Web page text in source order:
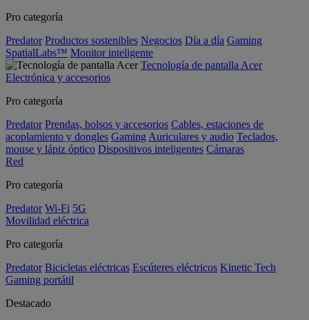
Pro categoría
Predator Productos sostenibles Negocios Día a día Gaming
SpatialLabs™ Monitor inteligente
Tecnología de pantalla Acer
Electrónica y accesorios
Pro categoría
Predator Prendas, bolsos y accesorios Cables, estaciones de
acoplamiento y dongles Gaming Auriculares y audio Teclados,
mouse y lápiz óptico Dispositivos inteligentes Cámaras
Red
Pro categoría
Predator Wi-Fi 5G
Movilidad eléctrica
Pro categoría
Predator Bicicletas eléctricas Escúteres eléctricos Kinetic Tech
Gaming portátil
Destacado